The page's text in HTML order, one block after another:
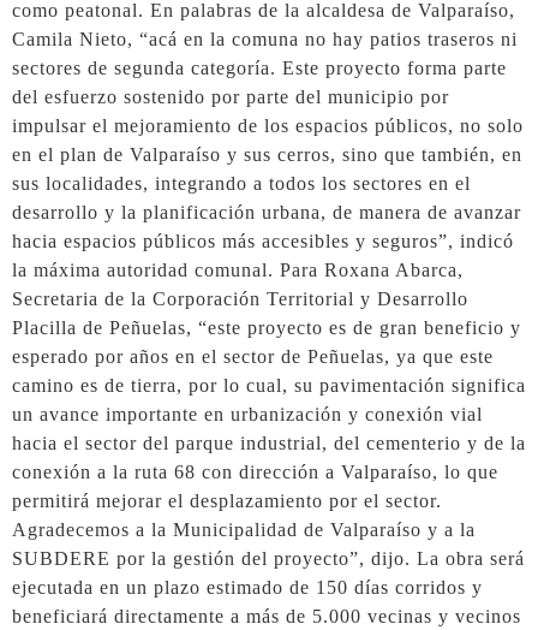
como peatonal. En palabras de la alcaldesa de Valparaíso,
Camila Nieto, “acá en la comuna no hay patios traseros ni
sectores de segunda categoría. Este proyecto forma parte
del esfuerzo sostenido por parte del municipio por
impulsar el mejoramiento de los espacios públicos, no solo
en el plan de Valparaíso y sus cerros, sino que también, en
sus localidades, integrando a todos los sectores en el
desarrollo y la planificación urbana, de manera de avanzar
hacia espacios públicos más accesibles y seguros”, indicó
la máxima autoridad comunal. Para Roxana Abarca,
Secretaria de la Corporación Territorial y Desarrollo
Placilla de Peñuelas, “este proyecto es de gran beneficio y
esperado por años en el sector de Peñuelas, ya que este
camino es de tierra, por lo cual, su pavimentación significa
un avance importante en urbanización y conexión vial
hacia el sector del parque industrial, del cementerio y de la
conexión a la ruta 68 con dirección a Valparaíso, lo que
permitirá mejorar el desplazamiento por el sector.
Agradecemos a la Municipalidad de Valparaíso y a la
SUBDERE por la gestión del proyecto”, dijo. La obra será
ejecutada en un plazo estimado de 150 días corridos y
beneficiará directamente a más de 5.000 vecinas y vecinos